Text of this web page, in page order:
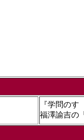
『学問のす
福澤諭吉の